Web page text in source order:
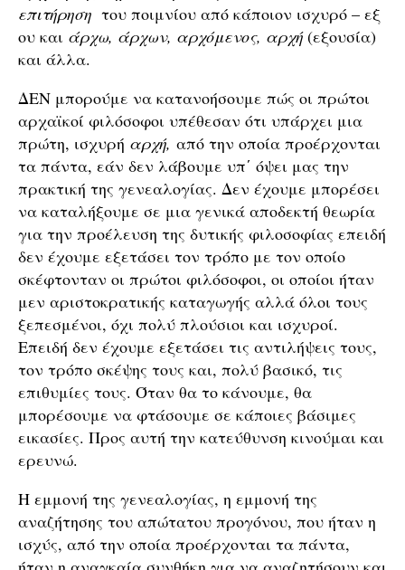
επιτήρηση του ποιμνίου από κάποιον ισχυρό – εξ
ου και άρχω, άρχων, αρχόμενος, αρχή(εξουσία)
και άλλα.
ΔΕΝ μπορούμε να κατανοήσουμε πώς οι πρώτοι
αρχαϊκοί φιλόσοφοι υπέθεσαν ότι υπάρχει μια
πρώτη, ισχυρή αρχή, από την οποία προέρχονται
τα πάντα, εάν δεν λάβουμε υπ΄ όψει μας την
πρακτική της γενεαλογίας. Δεν έχουμε μπορέσει
να καταλήξουμε σε μια γενικά αποδεκτή θεωρία
για την προέλευση της δυτικής φιλοσοφίας επειδή
δεν έχουμε εξετάσει τον τρόπο με τον οποίο
σκέφτονταν οι πρώτοι φιλόσοφοι, οι οποίοι ήταν
μεν αριστοκρατικής καταγωγής αλλά όλοι τους
ξεπεσμένοι, όχι πολύ πλούσιοι και ισχυροί.
Επειδή δεν έχουμε εξετάσει τις αντιλήψεις τους,
τον τρόπο σκέψης τους και, πολύ βασικό, τις
επιθυμίες τους. Όταν θα το κάνουμε, θα
μπορέσουμε να φτάσουμε σε κάποιες βάσιμες
εικασίες. Προς αυτή την κατεύθυνση κινούμαι και
ερευνώ.
Η εμμονή της γενεαλογίας, η εμμονή της
αναζήτησης του απώτατου προγόνου, που ήταν η
ισχύς, από την οποία προέρχονται τα πάντα,